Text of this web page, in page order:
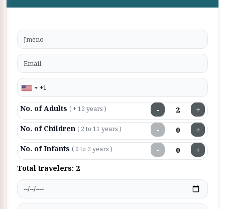
No. of Adults ( + 12 years ) − +
No. of Children ( 2 to 11 years ) − +
No. of Infants ( 0 to 2 years ) − +
Total travelers: 2